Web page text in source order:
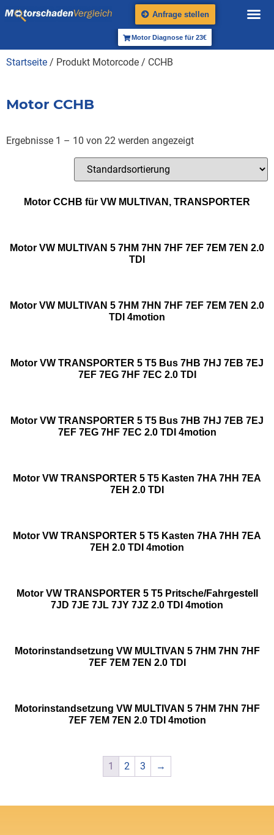
Anfrage stellen
Motor Diagnose für 23€
Startseite / Produkt Motorcode / CCHB
Motor CCHB
Ergebnisse 1 – 10 von 22 werden angezeigt
Motor CCHB für VW MULTIVAN, TRANSPORTER
Motor VW MULTIVAN 5 7HM 7HN 7HF 7EF 7EM 7EN 2.0
TDI
Motor VW MULTIVAN 5 7HM 7HN 7HF 7EF 7EM 7EN 2.0
TDI 4motion
Motor VW TRANSPORTER 5 T5 Bus 7HB 7HJ 7EB 7EJ
7EF 7EG 7HF 7EC 2.0 TDI
Motor VW TRANSPORTER 5 T5 Bus 7HB 7HJ 7EB 7EJ
7EF 7EG 7HF 7EC 2.0 TDI 4motion
Motor VW TRANSPORTER 5 T5 Kasten 7HA 7HH 7EA
7EH 2.0 TDI
Motor VW TRANSPORTER 5 T5 Kasten 7HA 7HH 7EA
7EH 2.0 TDI 4motion
Motor VW TRANSPORTER 5 T5 Pritsche/Fahrgestell
7JD 7JE 7JL 7JY 7JZ 2.0 TDI 4motion
Motorinstandsetzung VW MULTIVAN 5 7HM 7HN 7HF
7EF 7EM 7EN 2.0 TDI
Motorinstandsetzung VW MULTIVAN 5 7HM 7HN 7HF
7EF 7EM 7EN 2.0 TDI 4motion
1 2 3 →